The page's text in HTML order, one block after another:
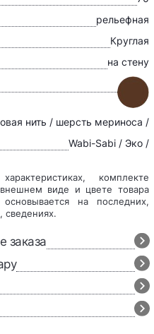
рельефная
Круглая
на стену
нить / шерсть мериноса /
Wabi-Sabi / Эко /
внешнем виде и цвете товара
на последних,
сведениях.
заказа